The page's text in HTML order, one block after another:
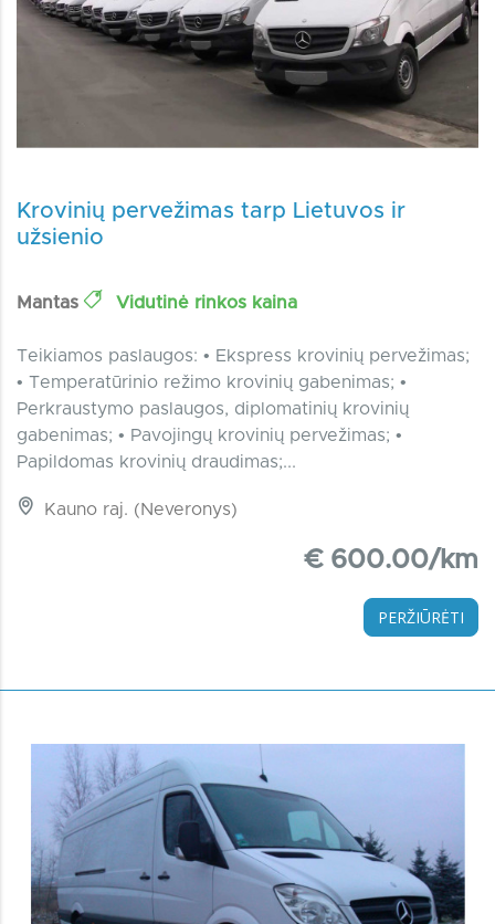
Krovinių pervežimas tarp Lietuvos ir
užsienio
Mantas Vidutinė rinkos kaina
Teikiamos paslaugos: • Ekspress krovinių pervežimas;
• Temperatūrinio režimo krovinių gabenimas; •
Perkraustymo paslaugos, diplomatinių krovinių
gabenimas; • Pavojingų krovinių pervežimas; •
Papildomas krovinių draudimas;...
Kauno raj. (Neveronys)
€ 600.00/km
PERŽIŪRĖTI